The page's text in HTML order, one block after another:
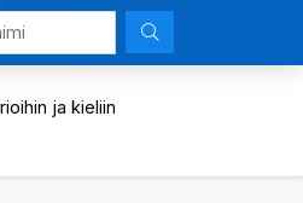
ja kieliin